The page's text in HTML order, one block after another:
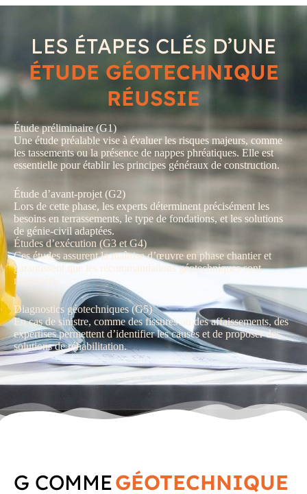
LES ÉTAPES CLÉS D’UNE
ÉTUDE GÉOTECHNIQUE
RÉUSSIE
Étude préliminaire (G1)
Une étude préalable vise à évaluer les risques majeurs, comme
les tassements ou la présence de nappes phréatiques. Elle est
essentielle pour établir les principes généraux de construction.
Étude d’avant-projet (G2)
Lors de cette phase, les experts déterminent précisément les
besoins en terrassements, le type de fondations, et les solutions
de génie-civiladaptées.
Études d’exécution (G3 et G4)
Ces études assurent lamaîtrise d’œuvre en phase chantier et
garantissent que les recommandations géotechniques sont
respectées.
Diagnostics géotechniques (G5)
En cas de sinistre, comme des fissures ou des affaissements, des
expertisespermettent d’identifier les causes et de proposer des
solutions deréhabilitation.
G COMMEGÉOTECHNIQUE